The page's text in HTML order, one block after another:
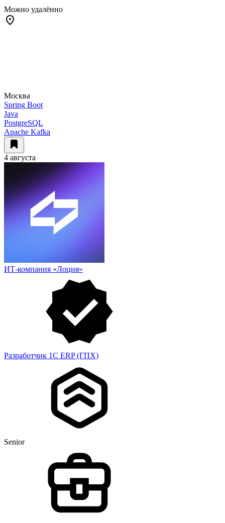
Можно удалённо
Москва
Spring Boot
Java
PostgreSQL
Apache Kafka
4 августа
ИТ-компания «Лоция»
Разработчик 1С ERP (ГПХ)
Senior